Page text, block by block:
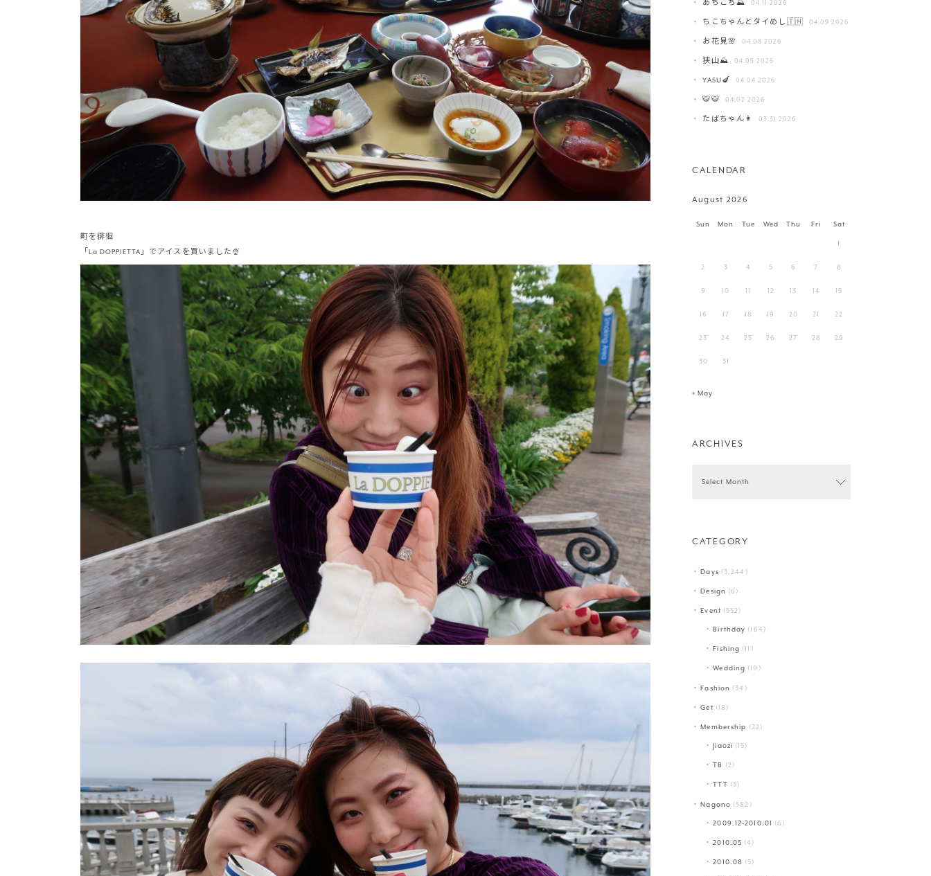
町を徘徊
「La DOPPIETTA」でアイスを買いました🍨
あちこち⛰️ 04.11 2026
ちこちゃんとタイめし🇹🇭 04.09 2026
お花見🌸 04.08 2026
狭山⛰️ 04.05 2026
YASU🍆 04.04 2026
🐯🐯 04.02 2026
たばちゃん👩 03.31 2026
CALENDAR
August 2026
Sun Mon Tue Wed Thu Fri Sat
1
2 3 4 5 6 7 8
9 10 11 12 13 14 15
16 17 18 19 20 21 22
23 24 25 26 27 28 29
30 31
« May
ARCHIVES
CATEGORY
Days (3,244)
Design (6)
Event (552)
Birthday (164)
Fishing (11)
Wedding (19)
Fashion (34)
Get (18)
Membership (22)
Jiaozi (15)
TB (2)
TTT (3)
Nagano (582)
2009.12-2010.01 (6)
2010.05 (4)
2010.08 (5)